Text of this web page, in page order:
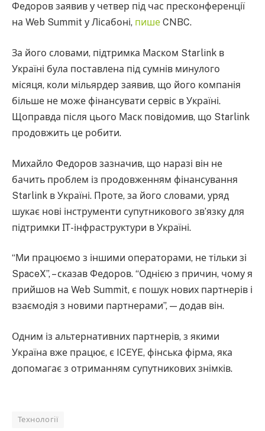
Федоров заявив у четвер під час пресконференції
на Web Summit у Лісабоні, пише CNBC.
За його словами, підтримка Маском Starlink в
Україні була поставлена ​​під сумнів минулого
місяця, коли мільярдер заявив, що його компанія
більше не може фінансувати сервіс в Україні.
Щоправда після цього Маск повідомив, що Starlink
продовжить це робити.
Михайло Федоров зазначив, що наразі він не
бачить проблем із продовженням фінансування
Starlink в Україні. Проте, за його словами, уряд
шукає нові інструменти супутникового зв’язку для
підтримки ІТ-інфраструктури в Україні.
“Ми працюємо з іншими операторами, не тільки зі
SpaceX”, – сказав Федоров. “Однією з причин, чому я
прийшов на Web Summit, є пошук нових партнерів і
взаємодія з новими партнерами”, — додав він.
Одним із альтернативних партнерів, з якими
Україна вже працює, є ICEYE, фінська фірма, яка
допомагає з отриманням супутникових знімків.
Технології